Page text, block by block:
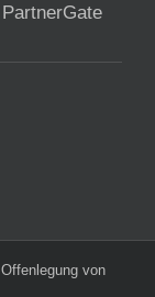
von